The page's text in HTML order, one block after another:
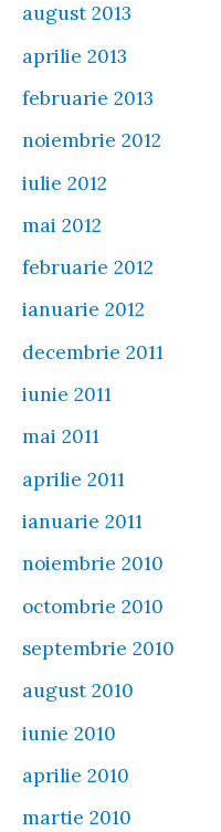
august 2013
aprilie 2013
februarie 2013
noiembrie 2012
iulie 2012
mai 2012
februarie 2012
ianuarie 2012
decembrie 2011
iunie 2011
mai 2011
aprilie 2011
ianuarie 2011
noiembrie 2010
octombrie 2010
septembrie 2010
august 2010
iunie 2010
aprilie 2010
martie 2010